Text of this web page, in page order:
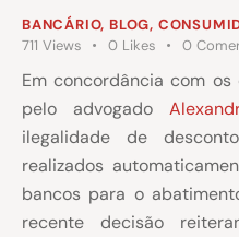
BANCÁRIO, BLOG,
711 Views 0 Likes 0
Em concordância com
pelo advogado
ilegalidade de
realizados
bancos para o
recente decisão